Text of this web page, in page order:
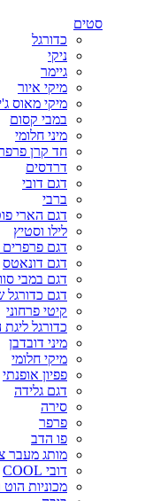
סטים
כדורגל
ניקי
גיימר
מיקי איור
מיקי מאוס
במבי קסום
מיני חלומי
חד קרן
דרדסים
דגם דובי
ברבי
דגם הארי
לילו וסטיץ
דגם
דגם דונאטס
דגם במבי
דגם כדורגל
קיטי פרחוני
כדורגל ליגת
מיני דובדבן
מיקי חלומי
פפיון אופנתי
דגם גלידה
סירה
פרפר
פו הדב
מותג מעבר
דובי COOL
מכוניות הוט